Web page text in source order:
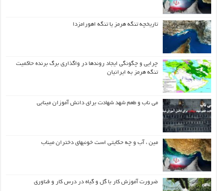
تاریخچه تنگه هرمز یا تنگه اهورامزدا
چرایی و چگونگی ایجاد روندها در واگذاری برگ برنده حاکمیت
تنگه هرمز به ایرانیان
می ناب و طعم شهد شهادت برای دانش آموزان مینابی
مین ، آب و چه حکایتی است خونبهای دختران میناب
ضرورت آموزش کار با گل و گیاه در درس کار و فناوری